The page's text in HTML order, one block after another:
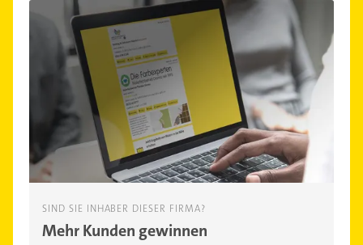
SIND SIE INHABER DIESER FIRMA?
Mehr Kunden gewinnen